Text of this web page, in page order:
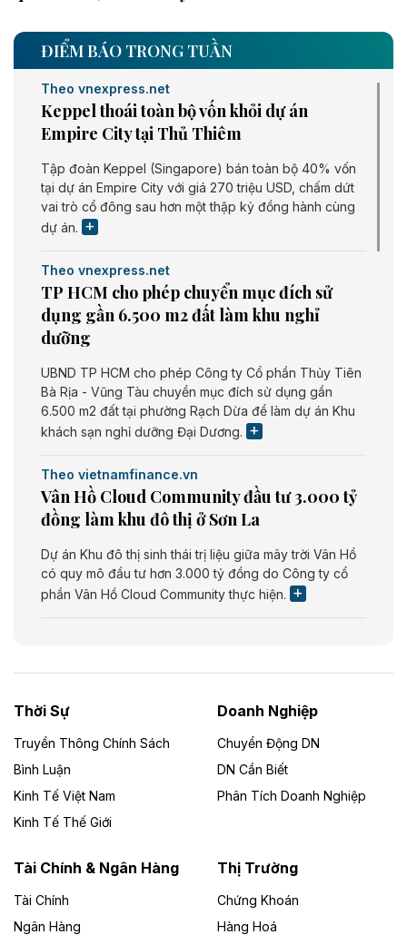
ĐIỂM BÁO TRONG TUẦN
Theo vnexpress.net
Keppel thoái toàn bộ vốn khỏi dự án
Empire City tại Thủ Thiêm
Tập đoàn Keppel (Singapore) bán toàn bộ 40% vốn
tại dự án Empire City với giá 270 triệu USD, chấm dứt
vai trò cổ đông sau hơn một thập kỷ đồng hành cùng
dự án.
Theo vnexpress.net
TP HCM cho phép chuyển mục đích sử
dụng gần 6.500 m2 đất làm khu nghỉ
dưỡng
UBND TP HCM cho phép Công ty Cổ phần Thủy Tiên
Bà Rịa - Vũng Tàu chuyển mục đích sử dụng gần
6.500 m2 đất tại phường Rạch Dừa để làm dự án Khu
khách sạn nghỉ dưỡng Đại Dương.
Theo vietnamfinance.vn
Vân Hồ Cloud Community đầu tư 3.000 tỷ
đồng làm khu đô thị ở Sơn La
Dự án Khu đô thị sinh thái trị liệu giữa mây trời Vân Hồ
có quy mô đầu tư hơn 3.000 tỷ đồng do Công ty cổ
phần Vân Hồ Cloud Community thực hiện.
Dự án Nhà máy xử lý rác và phát điện Bắc Giang do
Công ty TNHH Năng lượng môi trường Bắc Giang làm
Theo vietnamfinance.vn
Đức Long Gia Lai mở rộng ‘hệ sinh thái’
Lai
Bốn doanh nghiệp có sự góp vốn của Công ty Cổ
phần Tập đoàn Đức Long Gia Lai (HoSE: DLG) được
Thời Sự
Truyền Thông Chính Sách
Bình Luận
Kinh Tế Việt Nam
Kinh Tế Thế Giới
Doanh Nghiệp
Chuyển Động DN
DN Cần Biết
Phân Tích Doanh Nghiệp
Tài Chính & Ngân Hàng
Tài Chính
Ngân Hàng
Thị Trường
Chứng Khoán
Hàng Hoá